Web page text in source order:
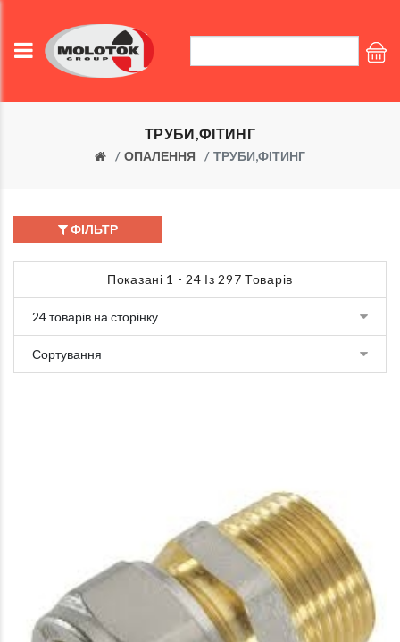
ТРУБИ,ФІТИНГ
ОПАЛЕННЯ ТРУБИ,ФІТИНГ
ФІЛЬТР
Показані 1 - 24 Із 297 Товарів